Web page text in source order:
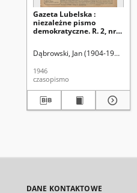
Gazeta Lubelska :
niezależne pismo
demokratyczne. R. 2, nr
Dąbrowski, Jan (1904-1964). Red
1946
czasopismo
DANE KONTAKTOWE